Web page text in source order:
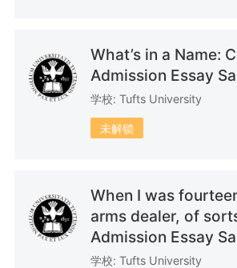
6篇文书 3篇文书
20篇文书 6篇文书
What’s in a Name:
Admission Essay
学校: Tufts University
未解锁
When I was
arms dealer, of
Admission Essay
学校: Tufts University